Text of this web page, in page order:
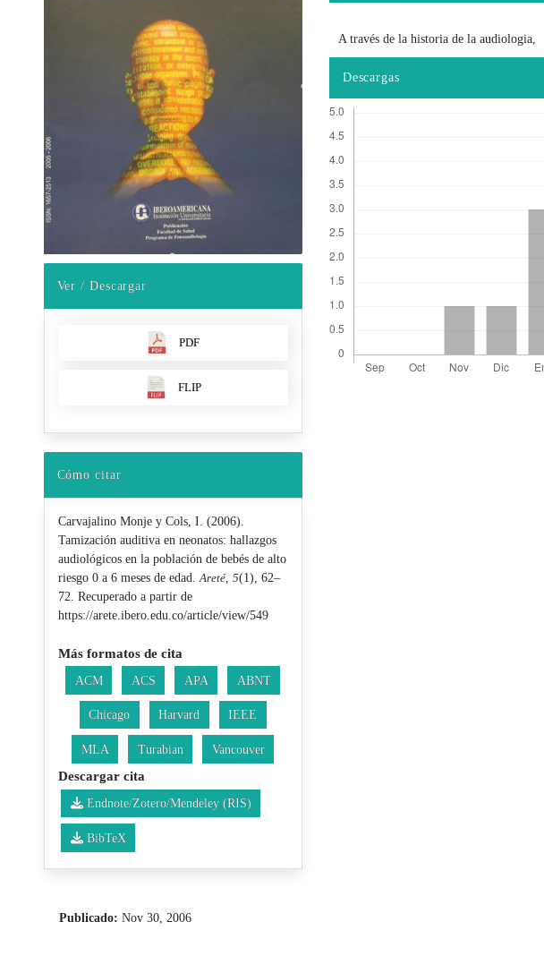
Ver / Descargar
PDF
FLIP
Cómo citar
Carvajalino Monje y Cols, I. (2006).
Tamización auditiva en neonatos: hallazgos
audiológicos en la población de bebés de alto
riesgo 0 a 6 meses de edad. Areté, 5(1), 62–
72. Recuperado a partir de
https://arete.ibero.edu.co/article/view/549
Más formatos de cita
ACM ACS APA ABNT
Chicago Harvard IEEE
MLA Turabian Vancouver
Descargar cita
Endnote/Zotero/Mendeley (RIS)
BibTeX
Publicado: Nov 30, 2006
A través de la historia de la audiologia,
Descargas